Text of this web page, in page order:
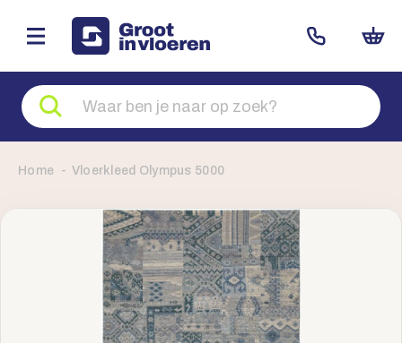
Zoeken
naar
producten
Home Vloerkleed Olympus 5000